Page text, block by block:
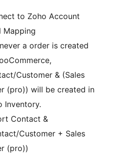
to Zoho Account
Mapping
a order is created
Customer & (Sales
(pro)) will be created in
Inventory.
Contact &
Customer + Sales
(pro))